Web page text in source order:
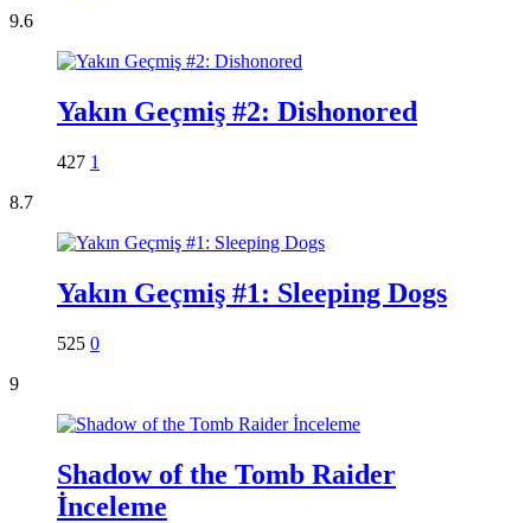
9.6
Yakın Geçmiş #2: Dishonored
427 1
8.7
Yakın Geçmiş #1: Sleeping Dogs
525 0
9
Shadow of the Tomb Raider
İnceleme